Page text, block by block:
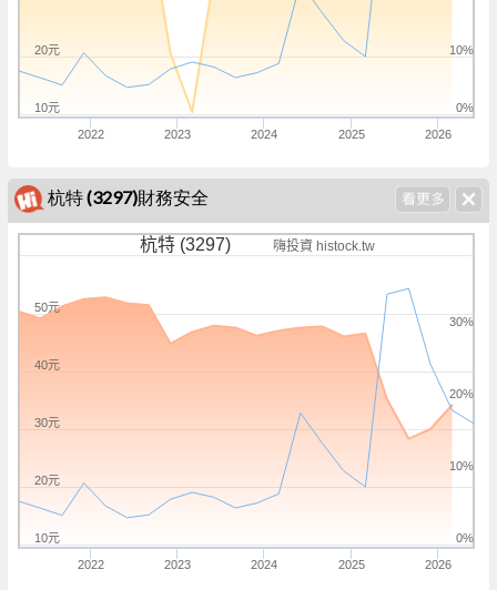
2022 2023 2024 2025 2026
0%
10%
10元
20元
杭特 (3297)財務安全
杭特 (3297) 嗨投資 histock.tw
2022 2023 2024 2025 2026
0%
10%
20%
30%
10元
20元
30元
40元
50元